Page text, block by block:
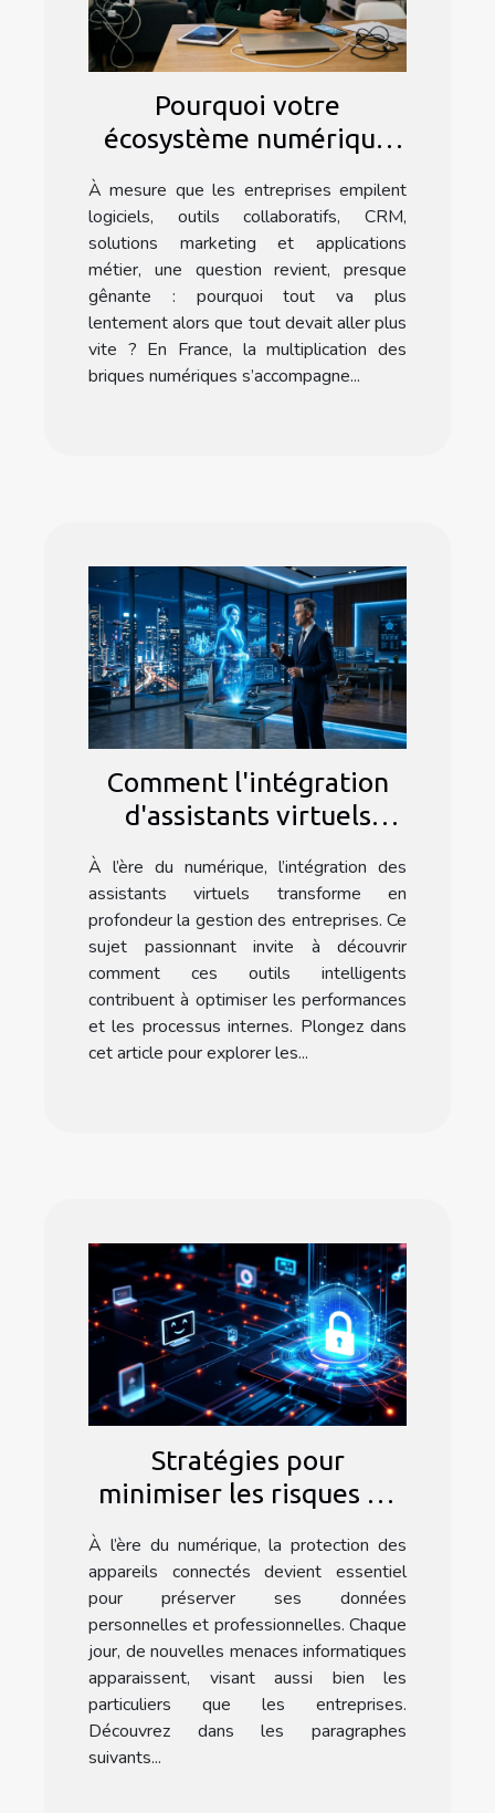
Pourquoi votre
écosystème numérique
progression
À mesure que les entreprises empilent
logiciels, outils collaboratifs, CRM,
solutions marketing et applications
métier, une question revient, presque
gênante : pourquoi tout va plus
lentement alors que tout devait aller plus
vite ? En France, la multiplication des
briques numériques s’accompagne...
Comment l'intégration
d'assistants virtuels
opérations commerciales
?
À l’ère du numérique, l’intégration des
assistants virtuels transforme en
profondeur la gestion des entreprises. Ce
sujet passionnant invite à découvrir
comment ces outils intelligents
contribuent à optimiser les performances
et les processus internes. Plongez dans
cet article pour explorer les...
Stratégies pour
minimiser les risques de
appareils connectés
À l’ère du numérique, la protection des
appareils connectés devient essentiel
pour préserver ses données
personnelles et professionnelles. Chaque
jour, de nouvelles menaces informatiques
apparaissent, visant aussi bien les
particuliers que les entreprises.
Découvrez dans les paragraphes
suivants...